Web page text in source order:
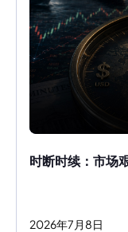
时断时续：市场
2026年7 月 8日